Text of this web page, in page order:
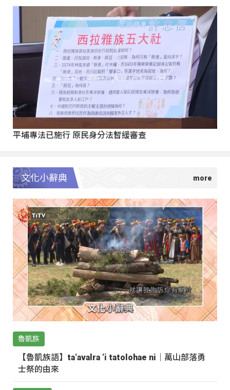
平埔專法已施行 原民身分法暫緩審查
文化小辭典
魯凱族
【魯凱族語】ta‘avalra ‘i tatolohae ni｜萬山部落勇
士祭的由來